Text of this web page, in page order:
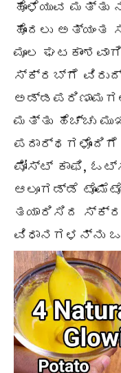
ಹೊಳೆಯುವ
ಹೊಂದಲು
ಮೂಲ
ಸ್ಕ್ರಬ್‌ಗೆ
ಮತ್ತು ಹೆಚ್ಚು
ಪೋಸ್ಟ್ ಕಾಫಿ,
ಆಲೂಗಡ್ಡೆ
ತಯಾರಿಸಿದ
ವಿಧಾನಗಳನ್ನು